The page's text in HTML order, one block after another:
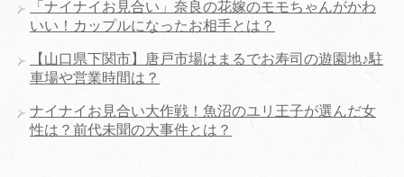
「ナイナイお見合い」奈良の花嫁のモモちゃんがかわ
いい！カップルになったお相手とは？
【山口県下関市】唐戸市場はまるでお寿司の遊園地♪駐
車場や営業時間は？
ナイナイお見合い大作戦！魚沼のユリ王子が選んだ女
性は？前代未聞の大事件とは？